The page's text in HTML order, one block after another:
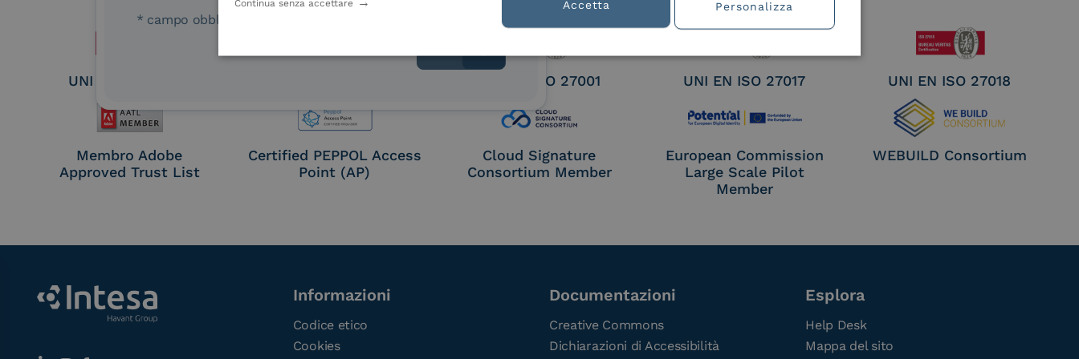
Seal Creation
UNI EN ISO 37001 UNI EN ISO 27001 UNI EN ISO 27017 UNI EN ISO 27018
Membro Adobe
Approved Trust List
Certified PEPPOL Access
Point (AP)
Cloud Signature
Consortium Member
European Commission
Large Scale Pilot
Member
WEBUILD Consortium
* campo obbligatorio
Informazioni
Codice etico
Cookies
Documentazioni
Creative Commons
Dichiarazioni di Accessibilità
Esplora
Help Desk
Mappa del sito
Accetta
Continua senza accettare Personalizza